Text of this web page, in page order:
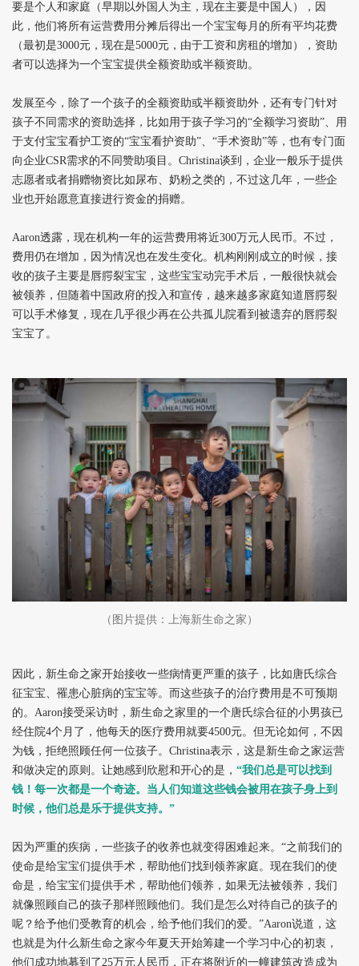
要是个人和家庭（早期以外国人为主，现在主要是中国人），因
此，他们将所有运营费用分摊后得出一个宝宝每月的所有平均花费
（最初是3000元，现在是5000元，由于工资和房租的增加），资助
者可以选择为一个宝宝提供全额资助或半额资助。
发展至今，除了一个孩子的全额资助或半额资助外，还有专门针对
孩子不同需求的资助选择，比如用于孩子学习的“全额学习资助”、用
于支付宝宝看护工资的“宝宝看护资助”、“手术资助”等，也有专门面
向企业CSR需求的不同赞助项目。Christina谈到，企业一般乐于提供
志愿者或者捐赠物资比如尿布、奶粉之类的，不过这几年，一些企
业也开始愿意直接进行资金的捐赠。
Aaron透露，现在机构一年的运营费用将近300万元人民币。不过，
费用仍在增加，因为情况也在发生变化。机构刚刚成立的时候，接
收的孩子主要是唇腭裂宝宝，这些宝宝动完手术后，一般很快就会
被领养，但随着中国政府的投入和宣传，越来越多家庭知道唇腭裂
可以手术修复，现在几乎很少再在公共孤儿院看到被遗弃的唇腭裂
宝宝了。
（图片提供：上海新生命之家）
因此，新生命之家开始接收一些病情更严重的孩子，比如唐氏综合
征宝宝、罹患心脏病的宝宝等。而这些孩子的治疗费用是不可预期
的。Aaron接受采访时，新生命之家里的一个唐氏综合征的小男孩已
经住院4个月了，他每天的医疗费用就要4500元。但无论如何，不因
为钱，拒绝照顾任何一位孩子。Christina表示，这是新生命之家运营
和做决定的原则。让她感到欣慰和开心的是， “我们总是可以找到
钱！每一次都是一个奇迹。当人们知道这些钱会被用在孩子身上到
时候，他们总是乐于提供支持。”
因为严重的疾病，一些孩子的收养也就变得困难起来。“之前我们的
使命是给宝宝们提供手术，帮助他们找到领养家庭。现在我们的使
命是，给宝宝们提供手术，帮助他们领养，如果无法被领养，我们
就像照顾自己的孩子那样照顾他们。我们是怎么对待自己的孩子的
呢？给予他们受教育的机会，给予他们我们的爱。”Aaron说道，这
也就是为什么新生命之家今年夏天开始筹建一个学习中心的初衷，
他们成功地募到了25万元人民币，正在将附近的一幢建筑改造成为